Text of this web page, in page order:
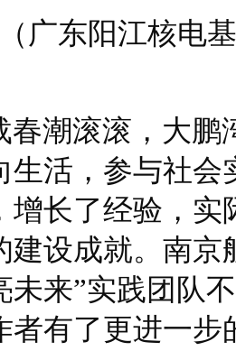
广东阳江核电
春潮滚滚，大
生活，参与社会
增长了经验，实
建设成就。南京
未来”实践团队
者有了更进一步